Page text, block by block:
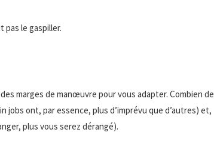
le gaspiller.
marges de manœuvre pour vous adapter. Combien de
jobs ont, par essence, plus d’imprévu que d’autres) et,
plus vous serez dérangé).